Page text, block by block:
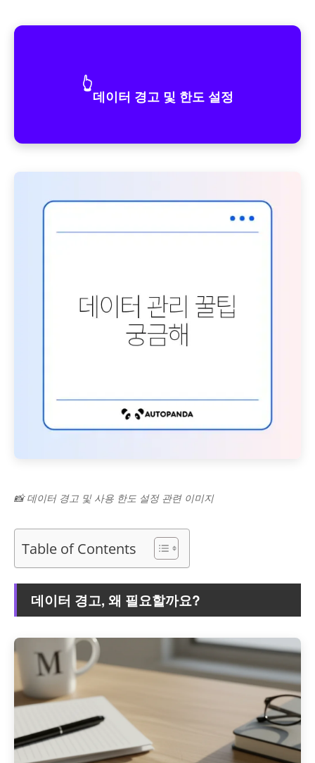
👆
데이터 경고 및 한도 설정
📸 데이터 경고 및 사용 한도 설정 관련 이미지
Table of Contents
데이터 경고, 왜 필요할까요?